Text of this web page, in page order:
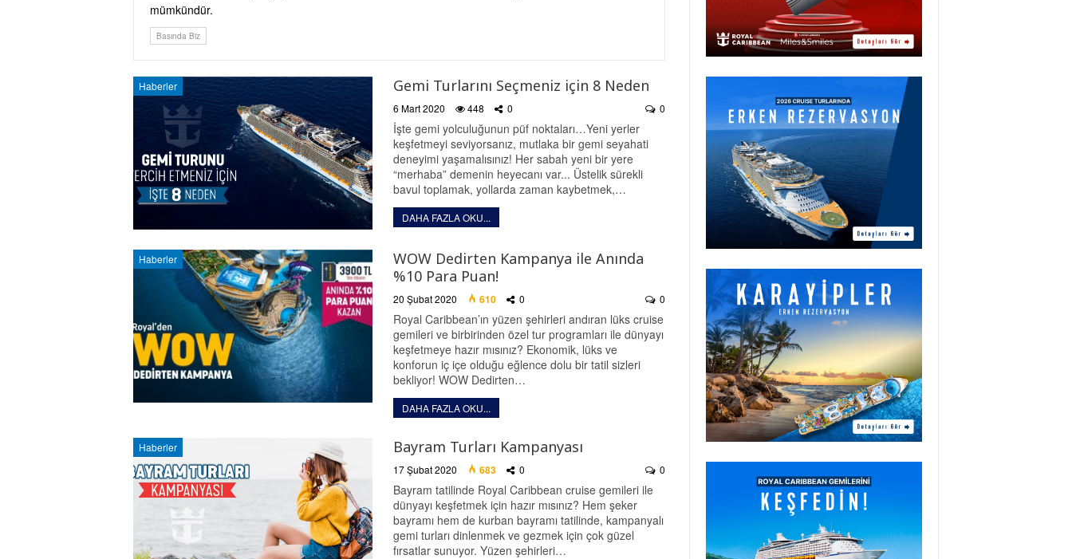
mümkündür.
Basında Biz
Haberler Gemi Turlarını Seçmeniz için 8 Neden
6 Mart 2020 448 0 0
İşte gemi yolculuğunun püf noktaları…Yeni yerler
keşfetmeyi seviyorsanız, mutlaka bir gemi seyahati
deneyimi yaşamalısınız! Her sabah yeni bir yere
“merhaba” demenin heyecanı var... Üstelik sürekli
bavul toplamak, yollarda zaman kaybetmek,…
DAHA FAZLA OKU...
Haberler
WOW Dedirten Kampanya ile Anında
%10 Para Puan!
20 Şubat 2020 610 0 0
Royal Caribbean’ın yüzen şehirleri andıran lüks cruise
gemileri ve birbirinden özel tur programları ile dünyayı
keşfetmeye hazır mısınız? Ekonomik, lüks ve
konforun iç içe olduğu eğlence dolu bir tatil sizleri
bekliyor! WOW Dedirten…
DAHA FAZLA OKU...
Haberler Bayram Turları Kampanyası
17 Şubat 2020 683 0 0
Bayram tatilinde Royal Caribbean cruise gemileri ile
dünyayı keşfetmek için hazır mısınız? Hem şeker
bayramı hem de kurban bayramı tatilinde, kampanyalı
gemi turları dinlenmek ve gezmek için çok güzel
fırsatlar sunuyor. Yüzen şehirleri…